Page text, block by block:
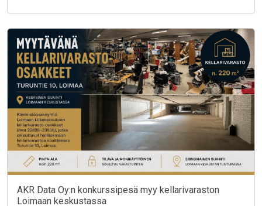
AKR Data Oy:n konkurssipesä myy kellarivaraston
Loimaan keskustassa